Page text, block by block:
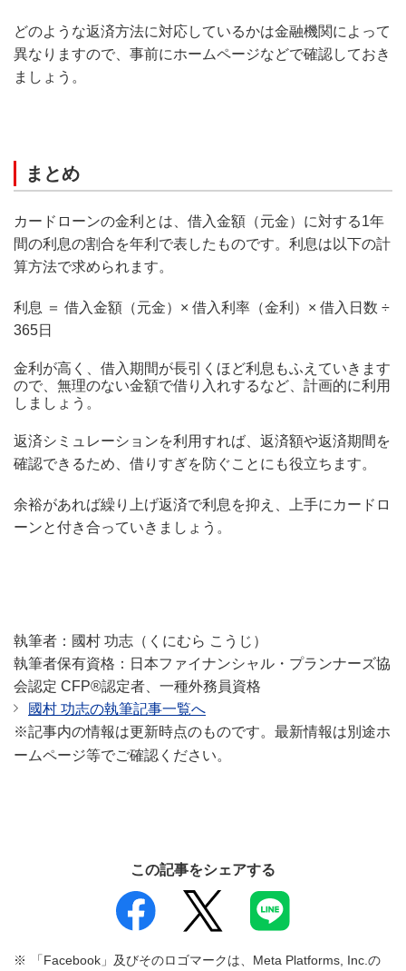
どのような返済方法に対応しているかは金融機関によって
異なりますので、事前にホームページなどで確認しておき
ましょう。
まとめ
カードローンの金利とは、借入金額（元金）に対する1年
間の利息の割合を年利で表したものです。利息は以下の計
算方法で求められます。
利息 ＝ 借入金額（元金）× 借入利率（金利）× 借入日数 ÷
365日
金利が高く、借入期間が長引くほど利息もふえていきます
ので、無理のない金額で借り入れするなど、計画的に利用
しましょう。
返済シミュレーションを利用すれば、返済額や返済期間を
確認できるため、借りすぎを防ぐことにも役立ちます。
余裕があれば繰り上げ返済で利息を抑え、上手にカードロ
ーンと付き合っていきましょう。
執筆者：國村 功志（くにむら こうじ）
執筆者保有資格：日本ファイナンシャル・プランナーズ協
会認定 CFP®認定者、一種外務員資格
國村 功志の執筆記事一覧へ
※記事内の情報は更新時点のものです。最新情報は別途ホ
ームページ等でご確認ください。
この記事をシェアする
「Facebook」及びそのロゴマークは、Meta Platforms, Inc.の